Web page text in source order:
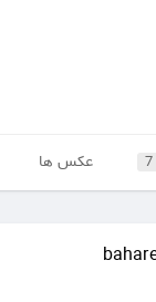
7 عکس ها